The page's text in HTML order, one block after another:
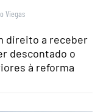
Viegas
direito a receber
descontado o
à reforma